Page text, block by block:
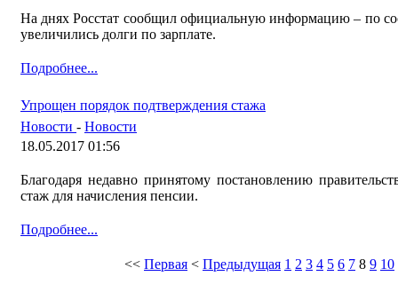
На днях Росстат сообщил официальную информацию – по
увеличились долги по зарплате.
Подробнее...
Упрощен порядок подтверждения стажа
Новости - Новости
18.05.2017 01:56
Благодаря недавно принятому постановлению
стаж для начисления пенсии.
Подробнее...
<< Первая < Предыдущая 1 2 3 4 5 6 7 8 9 10